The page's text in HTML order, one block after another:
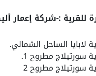
للقرية :-شركة إعمار
لابايا الساحل الشمالي.
سورتيلاج مطروح 1.
سورتيلاج مطروح 2